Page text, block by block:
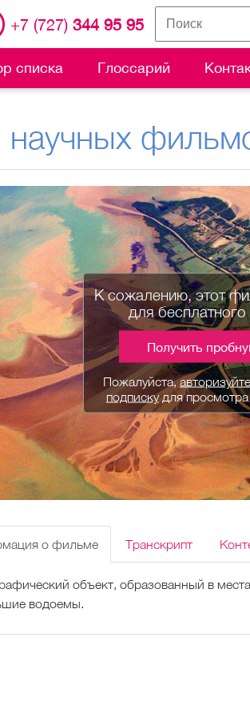
+7 (727) 344 95 95
списка Глоссарий
научных
К сожалению, этот
для
Получить
Пожалуйста,
подпискудля
о фильме Транскрипт
объект, образованный в
водоемы.